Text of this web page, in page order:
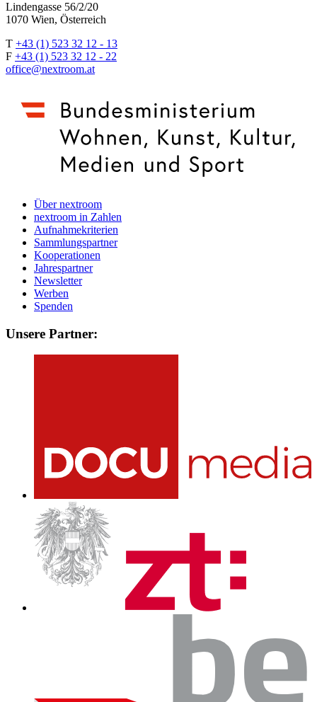
Lindengasse 56/2/20
1070 Wien, Österreich
T +43 (1) 523 32 12 - 13
F +43 (1) 523 32 12 - 22
office@nextroom.at
Über nextroom
nextroom in Zahlen
Aufnahmekriterien
Sammlungspartner
Kooperationen
Jahrespartner
Newsletter
Werben
Spenden
Unsere Partner: